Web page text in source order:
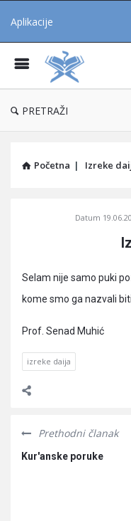
Aplikacije
PRETRAŽI
Početna | Izreke
Latest
Articles
Datum
Selam nije samo puki
kome smo ga nazvali
Prof. Senad Muhić
izreke daija
Prethodni članak
Kur'anske poruke